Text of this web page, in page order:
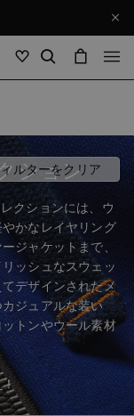
ルターをクリア
ション
クションには、ウ
かなレイヤリング
ジャケットまで、
ッシュなスウェッ
デザインされたメ
ジュアルな装い
トンやウール素材
！